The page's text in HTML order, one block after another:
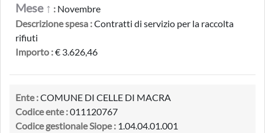
Mese ↑ : Novembre
Descrizione spesa :Contratti di servizio per la raccolta
rifiuti
Importo :€ 3.626,46
Ente :COMUNE DI CELLE DI MACRA
Codice ente :011120767
Codice gestionale Siope : 1.04.04.01.001